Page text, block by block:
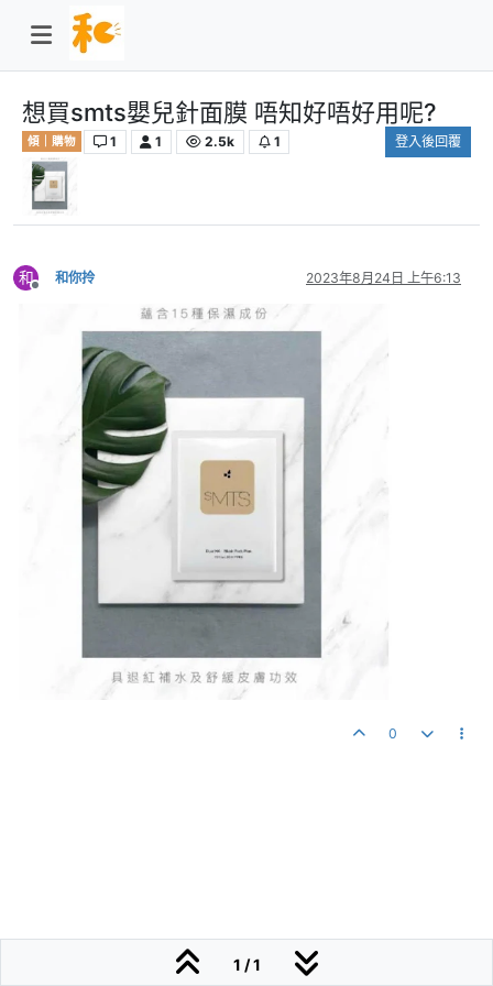
想買smts嬰兒針面膜 唔知好唔好用呢?
傾｜購物 1 1 2.5k 1 登入後回覆
和
離線
和你拎 2023年8月24日 上午6:13
0
1 / 1